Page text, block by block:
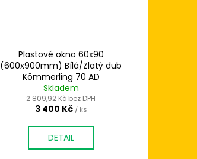
Plastové okno 60x90
(600x900mm) Bílá/Zlatý dub
Kömmerling 70 AD
Skladem
2 809,92 Kč bez DPH
3 400 Kč / ks
DETAIL